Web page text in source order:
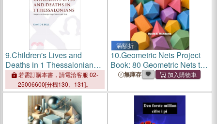
9.Children's Lives and
Deaths in 1 Thessalonians:
Impacts on Interpreting
Context and Text
若需訂購本書，請電洽客服 02-
25006600[分機130、131]。
滿額折
10.Geometric Nets Project
Book: 80 Geometric Nets to
Copy, Cut Out, Fold, and
無庫存